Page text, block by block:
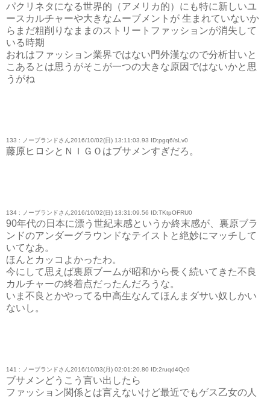
パクリネタになる世界的（アメリカ的）にも特に新しいユ
ースカルチャーや大きなムーブメントが 生まれていないか
らまだ粗削りなままのストリートファッションが消失して
いる時期
おれはファッション業界ではない門外漢なので分析甘いと
こあるとは思うがそこが一つの大きな原因ではないかと思
うがね
133 : ノーブランドさん2016/10/02(日) 13:11:03.93 ID:pgq6/sLv0
藤原ヒロシとＮＩＧＯはブサメンすぎだろ。
134 : ノーブランドさん2016/10/02(日) 13:31:09.56 ID:TKtpOFRU0
90年代の日本に漂う世紀末感というか終末感が、裏原ブラ
ンドのアンダーグラウンドなテイストと絶妙にマッチして
いてなあ。
ほんとカッコよかったわ。
今にして思えば裏原ブームが昭和から長く続いてきた不良
カルチャーの終着点だったんだろうな。
いま不良とかやってる中高生なんてほんまダサい奴しかい
ないし。
141 : ノーブランドさん2016/10/03(月) 02:01:20.80 ID:2ruqd4Qc0
ブサメンどうこう言い出したら
ファッション関係とは言えないけど最近でもゲス乙女の人